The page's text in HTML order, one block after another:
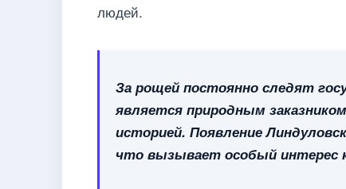
людей.
За рощей постоянно следят
является природным
историей. Появление
что вызывает особый интерес